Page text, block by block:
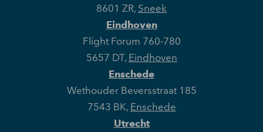
8601 ZR, Sneek
Eindhoven
Flight Forum 760-780
5657 DT, Eindhoven
Enschede
Wethouder Beversstraat 185
7543 BK, Enschede
Utrecht